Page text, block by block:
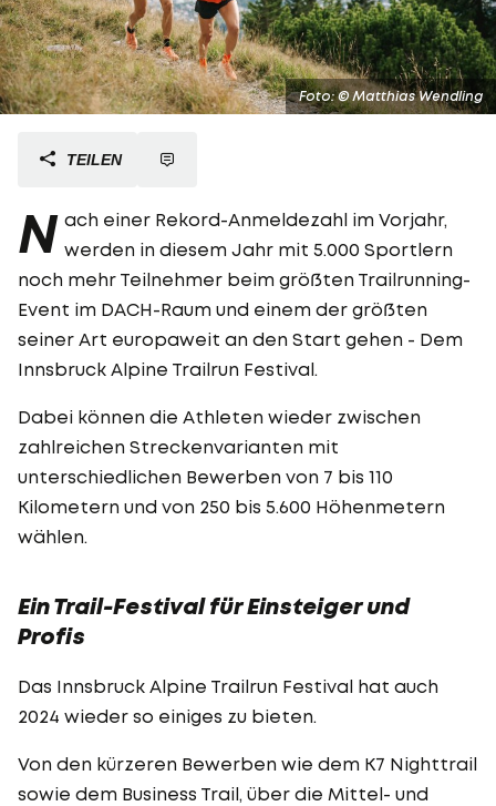
Foto: © Matthias Wendling
TEILEN
N ach einer Rekord-Anmeldezahl im Vorjahr,
werden in diesem Jahr mit 5.000 Sportlern
noch mehr Teilnehmer beim größten Trailrunning-
Event im DACH-Raum und einem der größten
seiner Art europaweit an den Start gehen - Dem
Innsbruck Alpine Trailrun Festival.
Dabei können die Athleten wieder zwischen
zahlreichen Streckenvarianten mit
unterschiedlichen Bewerben von 7 bis 110
Kilometern und von 250 bis 5.600 Höhenmetern
wählen.
Ein Trail-Festival für Einsteiger und
Profis
Das Innsbruck Alpine Trailrun Festival hat auch
2024 wieder so einiges zu bieten.
Von den kürzeren Bewerben wie dem K7 Nighttrail
sowie dem Business Trail, über die Mittel- und